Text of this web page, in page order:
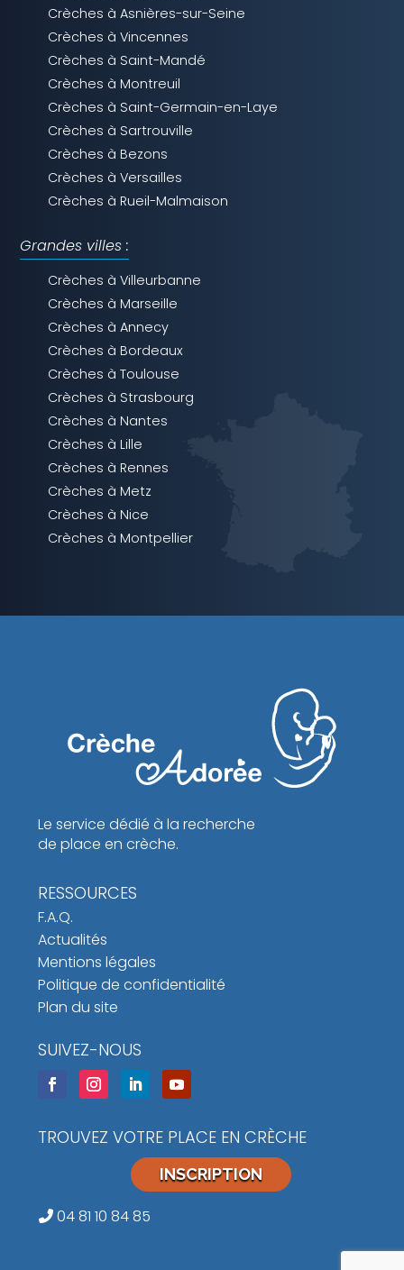
Crèches à Asnières-sur-Seine
Crèches à Vincennes
Crèches à Saint-Mandé
Crèches à Montreuil
Crèches à Saint-Germain-en-Laye
Crèches à Sartrouville
Crèches à Bezons
Crèches à Versailles
Crèches à Rueil-Malmaison
Grandes villes :
Crèches à Villeurbanne
Crèches à Marseille
Crèches à Annecy
Crèches à Bordeaux
Crèches à Toulouse
Crèches à Strasbourg
Crèches à Nantes
Crèches à Lille
Crèches à Rennes
Crèches à Metz
Crèches à Nice
Crèches à Montpellier
Le service dédié à la recherche
de place en crèche.
RESSOURCES
F.A.Q.
Actualités
Mentions légales
Politique de confidentialité
Plan du site
SUIVEZ-NOUS
TROUVEZ VOTRE PLACE EN CRÈCHE
INSCRIPTION
04 81 10 84 85